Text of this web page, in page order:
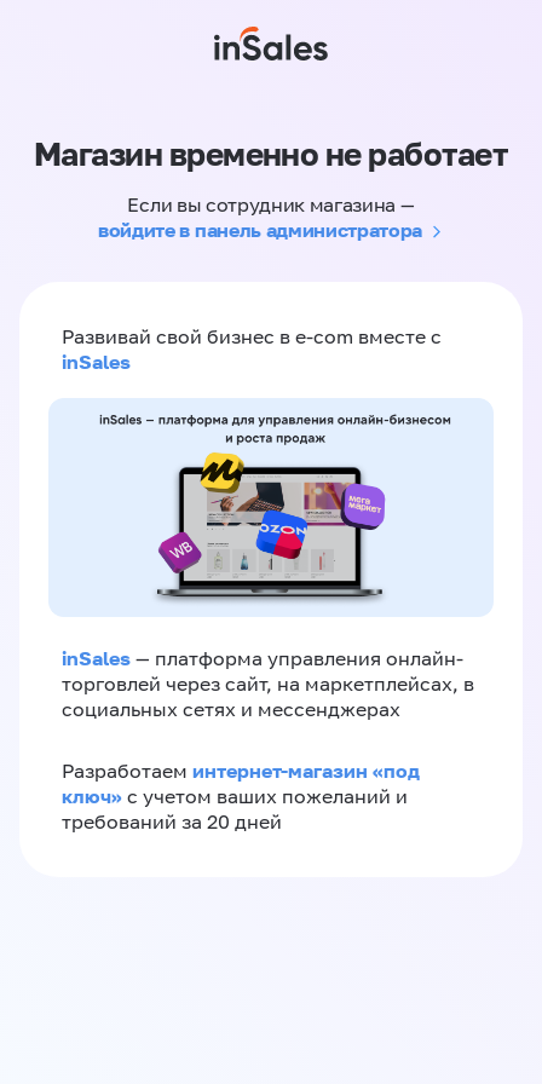
Магазин временно не работает
Если вы сотрудник магазина —
войдите в панель администратора
Развивай свой бизнес в e-com вместе с
inSales
inSales — платформа управления онлайн-
торговлей через сайт, на маркетплейсах, в
социальных сетях и мессенджерах
Разработаем интернет-магазин «‎под
ключ»‎ с учетом ваших пожеланий и
требований за 20 дней